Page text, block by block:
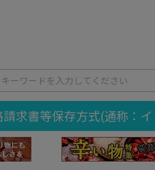
求書等保存方式(通称：